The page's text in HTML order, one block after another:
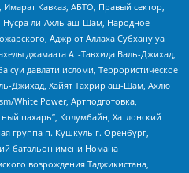
Кавказ, АБТО, Правый сектор,
Нусра ли-Ахль аш-Шам, Народное
Аджр от Аллаха Субхану уа
джамаата Ат-Тавхида Валь-Джихад,
суи давлати исломи, Террористическое
Джихад, Хайят Тахрир аш-Шам, Ахлю
White Power, Артподготовка,
пахарь”, Колумбайн, Хатлонский
группа п. Кушкуль г. Оренбург,
батальон имени Номана
возрождения Таджикистана,